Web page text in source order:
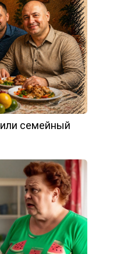
семейный